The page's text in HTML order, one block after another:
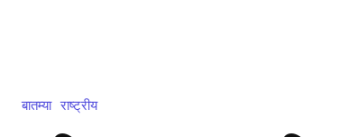
बातम्या राष्ट्रीय